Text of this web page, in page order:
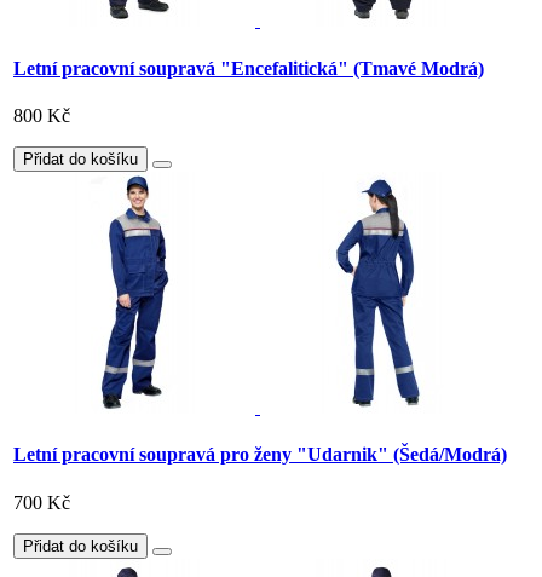
Letní pracovní soupravá "Encefalitická" (Tmavé Modrá)
800 Kč
Přidat do košíku
Letní pracovní soupravá pro ženy "Udarnik" (Šedá/Modrá)
700 Kč
Přidat do košíku